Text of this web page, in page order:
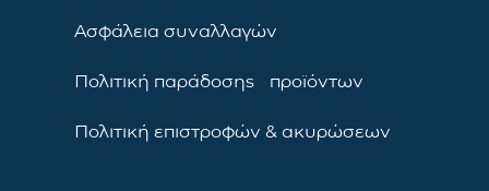
Ασφάλεια συναλλαγών
Πολιτική παράδοσης προϊόντων
Πολιτική επιστροφών & ακυρώσεων